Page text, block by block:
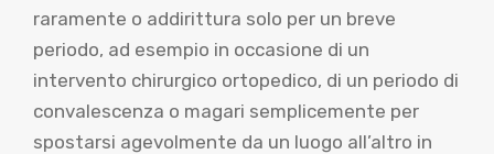
raramente o addirittura solo per un breve
periodo, ad esempio in occasione di un
intervento chirurgico ortopedico, di un periodo di
convalescenza o magari semplicemente per
spostarsi agevolmente da un luogo all’altro in